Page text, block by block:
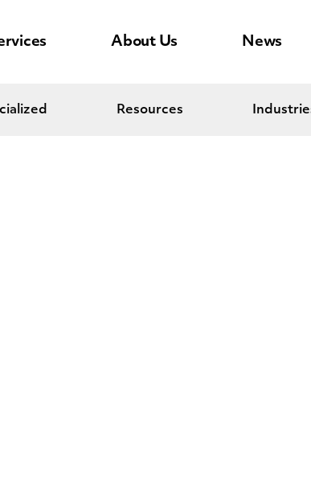
About Us News
Resources